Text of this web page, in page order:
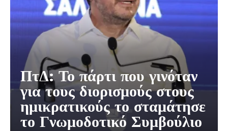
ΠτΔ: Το πάρτι που γινόταν
για τους διορισμούς στους
ημικρατικούς το σταμάτησε
το Γνωμοδοτικό Συμβούλιο